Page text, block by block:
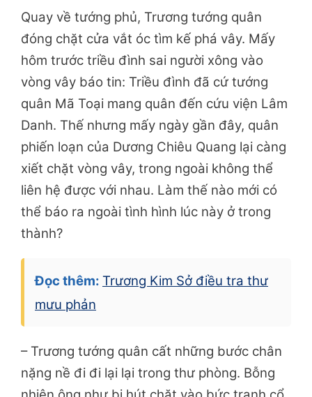
Quay về tướng phủ, Trương tướng quân
đóng chặt cửa vắt óc tìm kế phá vây. Mấy
hôm trước triều đình sai người xông vào
vòng vây báo tin: Triều đình đã cứ tướng
quân Mã Toại mang quân đến cứu viện Lâm
Danh. Thế nhưng mấy ngày gần đây, quân
phiến loạn của Dương Chiêu Quang lại càng
xiết chặt vòng vây, trong ngoài không thể
liên hệ được với nhau. Làm thế nào mới có
thể báo ra ngoài tình hình lúc này ở trong
thành?
Đọc thêm: Trương Kim Sở điều tra thư
mưu phản
– Trương tướng quân cất những bước chân
nặng nề đi đi lại lại trong thư phòng. Bỗng